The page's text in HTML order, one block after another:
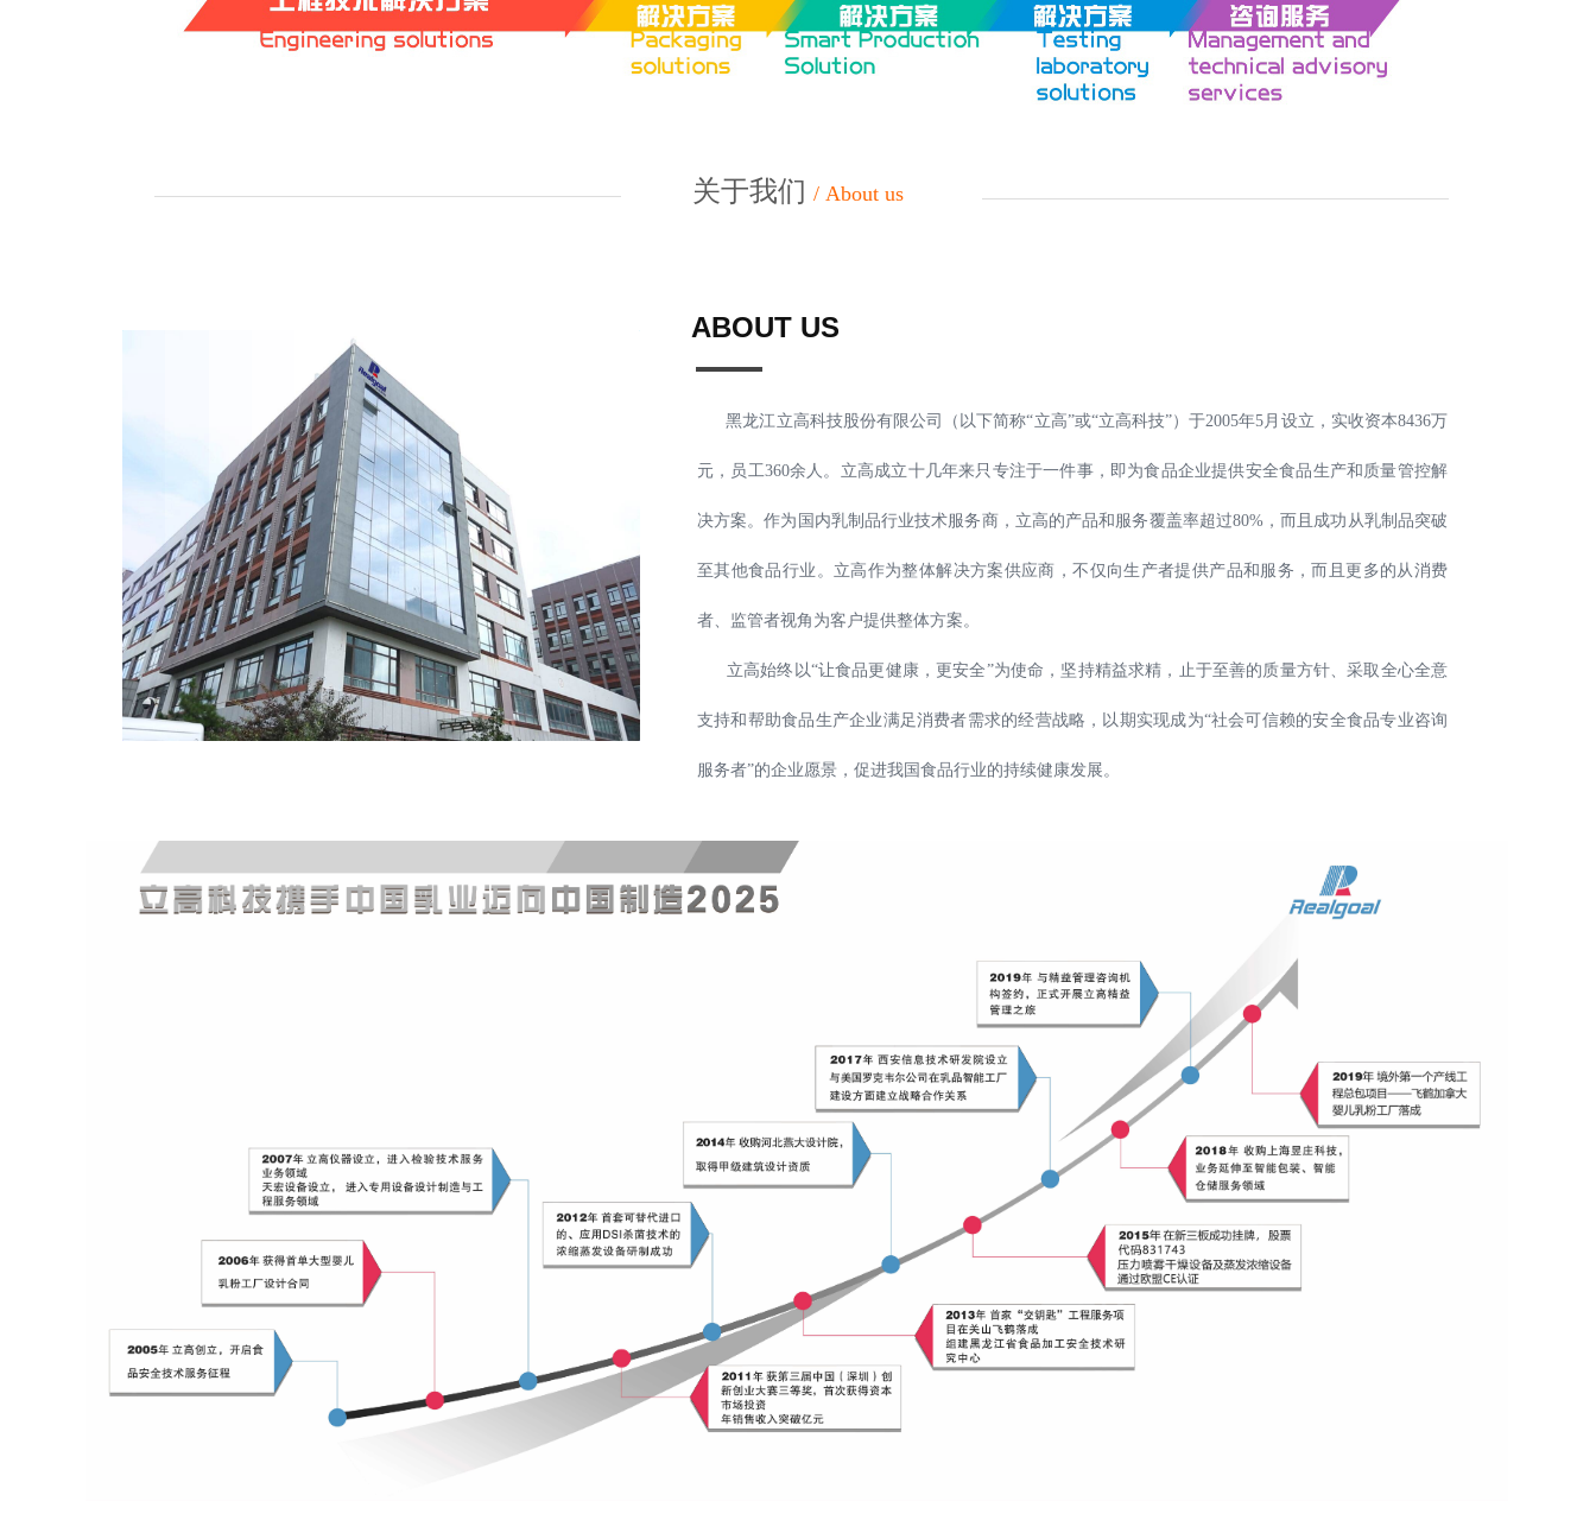
黑龙江立高科技股份有限公司（以下简称“立高”或“立高科技”）于2005年5月设立，实收资本8436万
元，员工360余人。立高成立十几年来只专注于一件事，即为食品企业提供安全食品生产和质量管控解
决方案。作为国内乳制品行业技术服务商，立高的产品和服务覆盖率超过80%，而且成功从乳制品突破
至其他食品行业。立高作为整体解决方案供应商，不仅向生产者提供产品和服务，而且更多的从消费
者、监管者视角为客户提供整体方案。
立高始终以“让食品更健康，更安全”为使命，坚持精益求精，止于至善的质量方针、采取全心全意
支持和帮助食品生产企业满足消费者需求的经营战略，以期实现成为“社会可信赖的安全食品专业咨询
服务者”的企业愿景，促进我国食品行业的持续健康发展。
ABOUT US
关于我们 / About us